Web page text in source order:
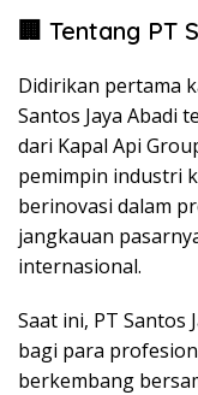
🏢 Tentang PT
Didirikan pertama
Santos Jaya Abadi
dari Kapal Api
pemimpin industri
berinovasi dalam
jangkauan
internasional.
Saat ini, PT Santos
bagi para
berkembang